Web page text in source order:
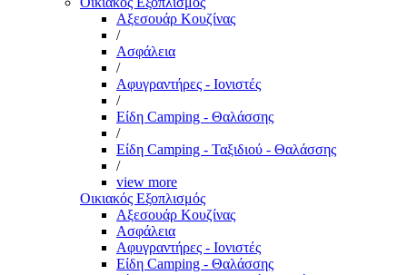
Αξεσουάρ Κουζίνας
/
Ασφάλεια
/
Αφυγραντήρες - Ιονιστές
/
Είδη Camping - Θαλάσσης
/
Είδη Camping - Ταξιδιού - Θαλάσσης
/
view more
Οικιακός Εξοπλισμός
Αξεσουάρ Κουζίνας
Ασφάλεια
Αφυγραντήρες - Ιονιστές
Είδη Camping - Θαλάσσης